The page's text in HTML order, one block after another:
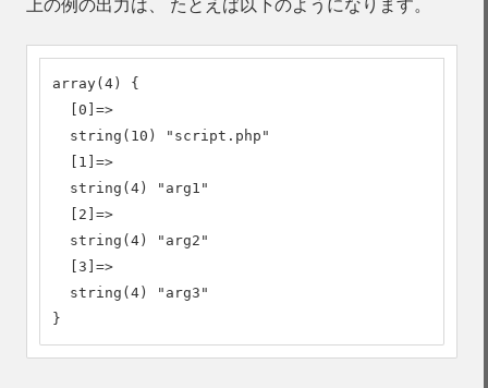
上の例の出力は、 たとえば以下のようになります。
array(4) {
  [0]=>
  string(10) "script.php"
  [1]=>
  string(4) "arg1"
  [2]=>
  string(4) "arg2"
  [3]=>
  string(4) "arg3"
}